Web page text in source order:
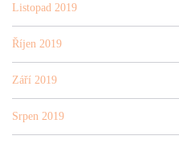
Listopad 2019
Říjen 2019
Září 2019
Srpen 2019